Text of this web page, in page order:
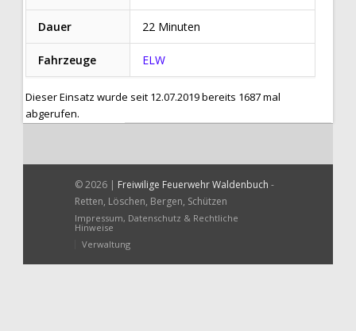
Dauer 22 Minuten
Fahrzeuge ELW
Dieser Einsatz wurde seit 12.07.2019 bereits 1687 mal
abgerufen.
© 2026 | Freiwilige Feuerwehr Waldenbuch -
Retten, Löschen, Bergen, Schützen
Impressum, Datenschutz & Rechtliche
Hinweise
Verwaltung